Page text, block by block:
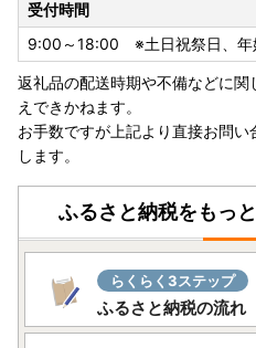
◆送付先
〒088-0567
北海道白糠郡白糠町庶路2丁目
斜里町ふるさと納税サポート室
受付時間
9:00～18:00 ※土日祝祭日、年
返礼品の配送時期や不備などに
えできかねます。
お手数ですが上記より直接お問
します。
ふるさと納税をもっ
らくらく3ステップ
ふるさと納税の流れ